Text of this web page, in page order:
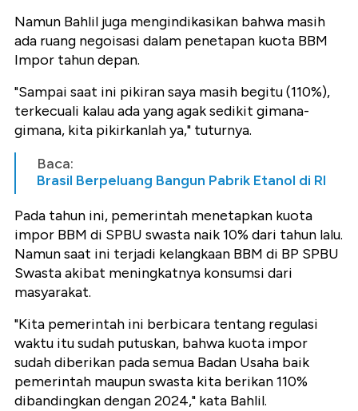
Namun Bahlil juga mengindikasikan bahwa masih
ada ruang negoisasi dalam penetapan kuota BBM
Impor tahun depan.
"Sampai saat ini pikiran saya masih begitu (110%),
terkecuali kalau ada yang agak sedikit gimana-
gimana, kita pikirkanlah ya," tuturnya.
Baca:
Brasil Berpeluang Bangun Pabrik Etanol di RI
Pada tahun ini, pemerintah menetapkan kuota
impor BBM di SPBU swasta naik 10% dari tahun lalu.
Namun saat ini terjadi kelangkaan BBM di BP SPBU
Swasta akibat meningkatnya konsumsi dari
masyarakat.
"Kita pemerintah ini berbicara tentang regulasi
waktu itu sudah putuskan, bahwa kuota impor
sudah diberikan pada semua Badan Usaha baik
pemerintah maupun swasta kita berikan 110%
dibandingkan dengan 2024," kata Bahlil.